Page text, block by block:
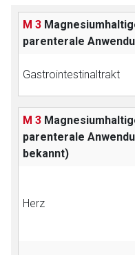
M 3
parenterale
Gastrointestinaltrakt
M 3
parenterale
bekannt)
Herz